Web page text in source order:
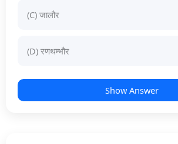
(C) जालौर
(D) रणथम्भौर
Show Answer